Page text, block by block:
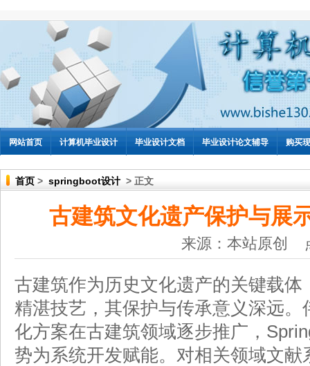
网站首页 计算机毕业设计 毕业设计文档 毕业设计论文辅导 购买
首页 > springboot设计 > 正文
古建筑文化遗产保护与展
来源：本站原创
古建筑作为历史文化遗产的关键载
精湛技艺，其保护与传承意义深远
化方案在古建筑领域逐步推广，
势为系统开发赋能。对相关领域文